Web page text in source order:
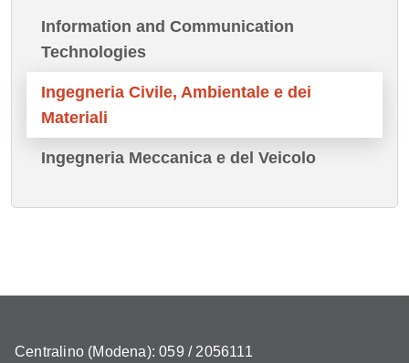
Information and Communication
Technologies
Ingegneria Civile, Ambientale e dei
Materiali
Ingegneria Meccanica e del Veicolo
Centralino (Modena): 059 / 2056111